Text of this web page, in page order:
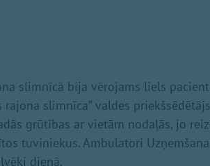
slimnīcā bija vērojams liels
rajona slimnīca” valdes
grūtības ar vietām nodaļās, jo
tuviniekus. Ambulatori
dienā.